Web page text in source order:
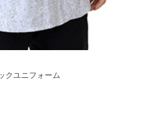
クユニフォーム